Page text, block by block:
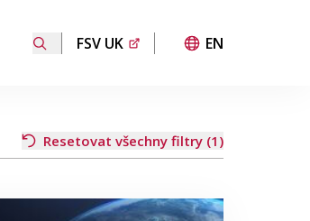
FSV UK EN
stránku. Uživatelé dotykových
Resetovat všechny filtry (1)